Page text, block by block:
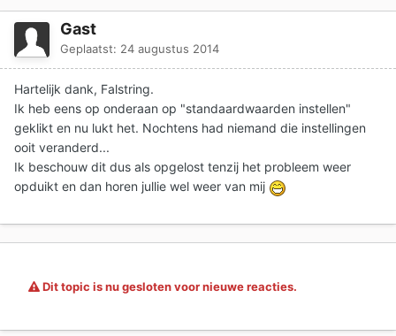
Gast
Geplaatst: 24 augustus 2014
Hartelijk dank, Falstring.
Ik heb eens op onderaan op "standaardwaarden instellen"
geklikt en nu lukt het. Nochtens had niemand die instellingen
ooit veranderd...
Ik beschouw dit dus als opgelost tenzij het probleem weer
opduikt en dan horen jullie wel weer van mij
Dit topic is nu gesloten voor nieuwe reacties.